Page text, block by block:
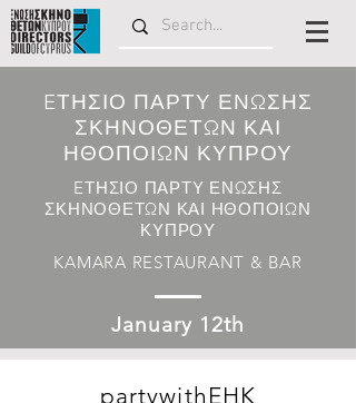
EΤΗΣΙΟ ΠΑΡΤΥ ΕΝΩΣΗΣ
ΣΚΗΝΟΘΕΤΩΝ ΚΑΙ
ΗΘΟΠΟΙΩΝ ΚΥΠΡΟΥ
EΤΗΣΙΟ ΠΑΡΤΥ ΕΝΩΣΗΣ
ΣΚΗΝΟΘΕΤΩΝ ΚΑΙ ΗΘΟΠΟΙΩΝ
ΚΥΠΡΟΥ
KAMARA RESTAURANT & BAR
January 12th
partywithEHK